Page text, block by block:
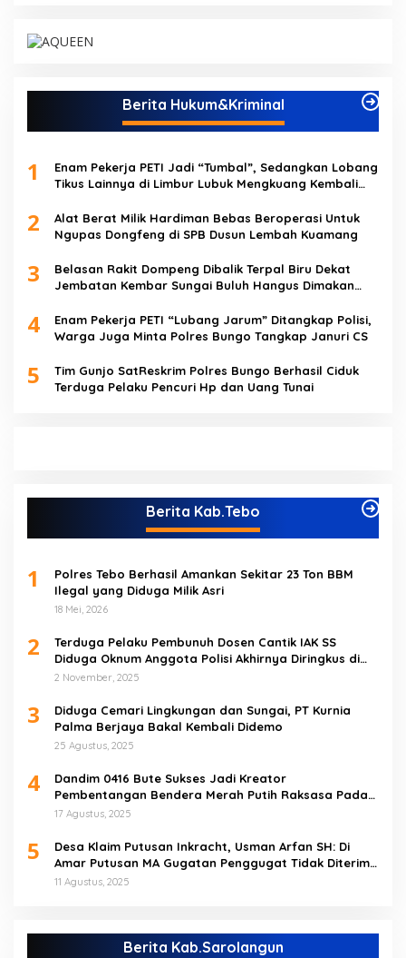
Berita Hukum&Kriminal
1
Enam Pekerja PETI Jadi “Tumbal”, Sedangkan Lobang
Tikus Lainnya di Limbur Lubuk Mengkuang Kembali
2
Alat Berat Milik Hardiman Bebas Beroperasi Untuk
Ngupas Dongfeng di SPB Dusun Lembah Kuamang
3
Belasan Rakit Dompeng Dibalik Terpal Biru Dekat
Jembatan Kembar Sungai Buluh Hangus Dimakan
4
Enam Pekerja PETI “Lubang Jarum” Ditangkap Polisi,
Warga Juga Minta Polres Bungo Tangkap Januri CS
5
Tim Gunjo SatReskrim Polres Bungo Berhasil Ciduk
Terduga Pelaku Pencuri Hp dan Uang Tunai
Berita Kab.Tebo
1
Polres Tebo Berhasil Amankan Sekitar 23 Ton BBM
Ilegal yang Diduga Milik Asri
18 Mei, 2026
2
Terduga Pelaku Pembunuh Dosen Cantik IAK SS
Diduga Oknum Anggota Polisi Akhirnya Diringkus di
Tebo Tengah
2 November, 2025
3
Diduga Cemari Lingkungan dan Sungai, PT Kurnia
Palma Berjaya Bakal Kembali Didemo
25 Agustus, 2025
4
Dandim 0416 Bute Sukses Jadi Kreator
Pembentangan Bendera Merah Putih Raksasa Pada
Peringatan HUT RI ke 80 di Tebo
17 Agustus, 2025
5
Desa Klaim Putusan Inkracht, Usman Arfan SH: Di
Amar Putusan MA Gugatan Penggugat Tidak Diterima
(NO)
11 Agustus, 2025
Berita Kab.Sarolangun